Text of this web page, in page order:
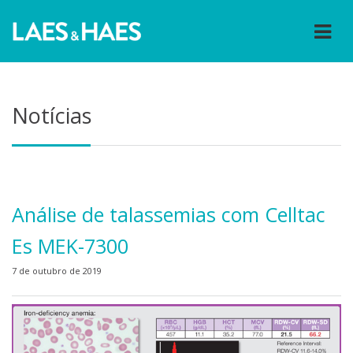
Notícias
Análise de talassemias com Celltac
Es MEK-7300
7 de outubro de 2019